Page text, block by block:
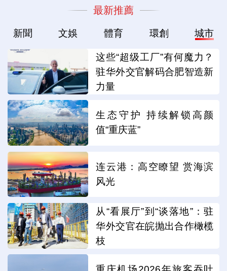
最新推薦
新聞 文娛 體育 環創 城市
这些“超级工厂”有何魔力？
驻华外交官解码合肥智造新
力量
生态守护 持续解锁高颜
值“重庆蓝”
连云港：高空瞭望 赏海滨
风光
从“看展厅”到“谈落地”：驻
华外交官在皖抛出合作橄榄
枝